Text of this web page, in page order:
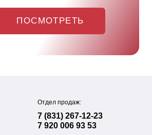
ПОСМОТРЕТЬ
Отдел продаж:
7 (831) 267-12-23
7 920 006 93 53